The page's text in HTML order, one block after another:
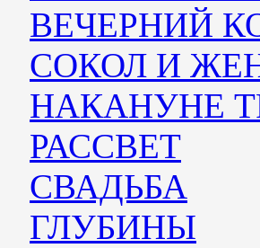
ВЕЧЕРНИЙ
СОКОЛ И
НАКАНУНЕ
РАССВЕТ
СВАДЬБА
ГЛУБИНЫ